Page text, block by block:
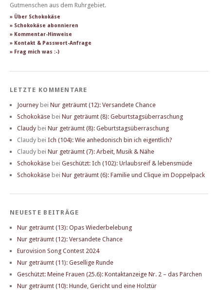
Gutmenschen aus dem Ruhrgebiet.
» Über Schokokäse
» Schokokäse abonnieren
» Kommentar-Hinweise
» Kontakt & Passwort-Anfrage
» Frag mich was :-)
LETZTE KOMMENTARE
Journey bei Nur geträumt (12): Versandete Chance
Schokokäse bei Nur geträumt (8): Geburtstagsüberraschung
Claudy bei Nur geträumt (8): Geburtstagsüberraschung
Claudy bei Ich (104): Wie anhedonisch bin ich eigentlich?
Claudy bei Nur geträumt (7): Arbeit, Musik & Nähe
Schokokäse bei Geschützt: Ich (102): Urlaubsreif & lebensmüde
Schokokäse bei Nur geträumt (6): Familie und Clique im Doppelpack
NEUESTE BEITRÄGE
Nur geträumt (13): Opas Wiederbelebung
Nur geträumt (12): Versandete Chance
Eurovision Song Contest 2024
Nur geträumt (11): Gesellige Runde
Geschützt: Meine Frauen (25.6): Kontaktanzeige Nr. 2 – das Pärchen
Nur geträumt (10): Hunde, Gericht und eine Holztür